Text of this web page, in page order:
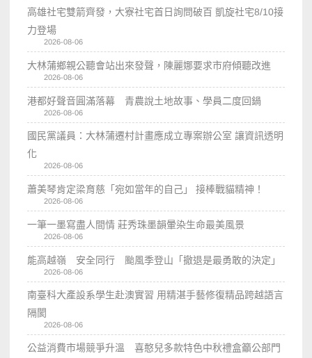
高雄社宅雙箭齊發，大寮社宅首日詢問破百 凱旋社宅8/10接
力登場
2026-08-06
大林蒲鄉親公聽會站出來發聲，陳麗娜要求市府傾聽改進
2026-08-06
港都好聲音圓滿落幕 青農說土地故事、學員二度回鍋
2026-08-06
國民黨議員：大林蒲遷村計畫應成立專案辦公室 讓資訊透明
化
2026-08-06
蕭美琴肯定梁育慈「宛如當年的自己」 接棒戰貓精神！
2026-08-06
一筆一墨寫盡人間情 莊秀珠墨韻暈染生命最美風景
2026-08-06
能高越嶺 安全同行 颱風季登山「撤退是最勇敢的決定」
2026-08-06
南臺科大產設系學生赴澳實習 用精湛手藝修復精品跨越語言
隔閡
2026-08-06
公益消費市場競爭升溫 喜憨兒多款特色中秋禮盒籲公部門